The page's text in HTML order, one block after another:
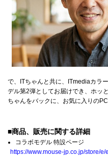
で、ITちゃんと共に、ITmediaカラ
デル第2弾としてお届けでき、ホッ
ちゃんをバックに、お気に入りの
■商品、販売に関する詳細
コラボモデル 特設ページ
https://www.mouse-jp.co.jp/store/